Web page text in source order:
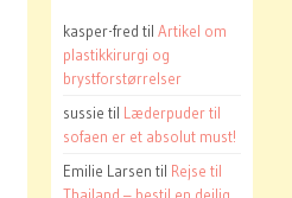
kasper-fred til Artikel om
plastikkirurgi og
brystforstørrelser
sussie til Læderpuder til
sofaen er et absolut must!
Emilie Larsen til Rejse til
Thailand – bestil en dejlig